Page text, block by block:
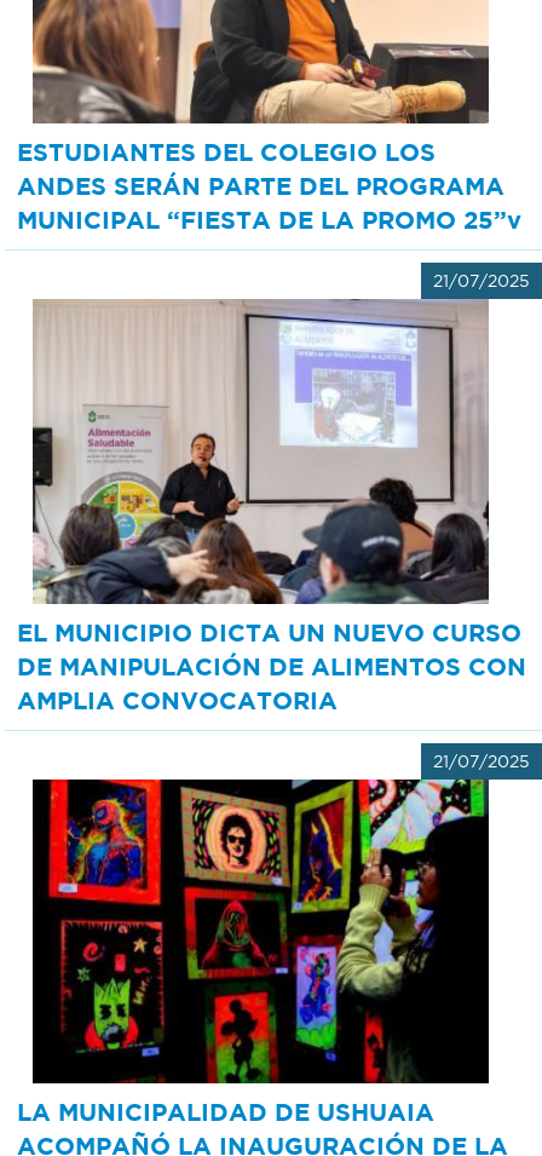
ESTUDIANTES DEL COLEGIO LOS
ANDES SERÁN PARTE DEL PROGRAMA
MUNICIPAL “FIESTA DE LA PROMO 25”v
21/07/2025
EL MUNICIPIO DICTA UN NUEVO CURSO
DE MANIPULACIÓN DE ALIMENTOS CON
AMPLIA CONVOCATORIA
21/07/2025
LA MUNICIPALIDAD DE USHUAIA
ACOMPAÑÓ LA INAUGURACIÓN DE LA